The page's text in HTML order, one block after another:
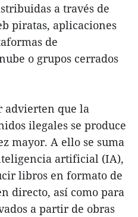
a través de
piratas, aplicaciones
de
o grupos cerrados
advierten que la
ilegales se produce
mayor. A ello se suma
artificial (IA),
libros en formato de
directo, así como para
a partir de obras